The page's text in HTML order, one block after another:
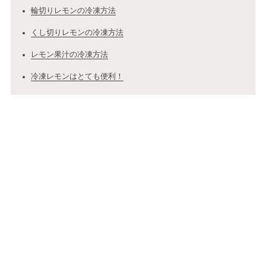
輪切りレモンの冷凍方法
くし切りレモンの冷凍方法
レモン果汁の冷凍方法
冷凍レモンはとても便利！